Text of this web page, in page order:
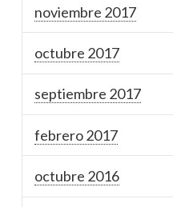
noviembre 2017
octubre 2017
septiembre 2017
febrero 2017
octubre 2016